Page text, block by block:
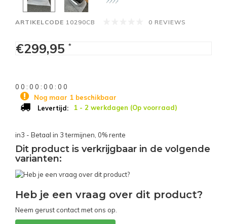
ARTIKELCODE 10290CB 0 REVIEWS
€299,95 *
0 0 : 0 0 : 0 0 : 0 0
Nog maar 1 beschikbaar
Levertijd:
1 - 2 werkdagen (Op voorraad)
in3 - Betaal in 3 termijnen, 0% rente
Dit product is verkrijgbaar in de volgende
varianten:
Heb je een vraag over dit product?
Neem gerust contact met ons op.